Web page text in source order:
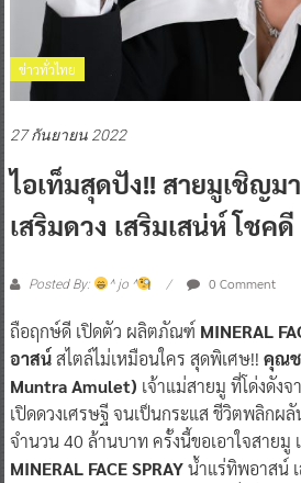
ข่าวทั่วไทย
27 กันยายน 2022
ไอเท็มสุดปัง!! สายมูเชิญ
เสริมดวง เสริมเสน่ห์ โชคดี
Posted By: ^ jo ^ 0 Comment
ถือฤกษ์ดี เปิดตัว ผลิตภัณฑ์ MINERAL
อาสน์สไตล์ไม่เหมือนใคร สุดพิเศษ!! คุณช
Muntra Amulet) เจ้าแม่สายมู ที่โด่งดัง
เปิดดวงเศรษฐี จนเป็นกระแส ชีวิตพลิก
จำนวน 40 ล้านบาท ครั้งนี้ขอเอาใจสาย
MINERAL FACE SPRAYน้ำแร่ทิพอาสน์ เ